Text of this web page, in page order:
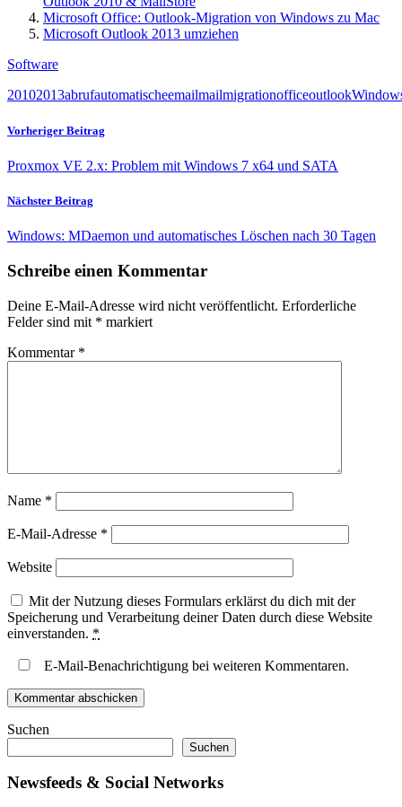
Microsoft Office: Outlook-Migration von Windows zu Mac
Microsoft Outlook 2013 umziehen
Software
20102013abrufautomatischeemailmailmigrationofficeoutlook
Vorheriger Beitrag
Proxmox VE 2.x: Problem mit Windows 7 x64 und SATA
Nächster Beitrag
Windows: MDaemon und automatisches Löschen nach 30 Tagen
Schreibe einen Kommentar
Deine E-Mail-Adresse wird nicht veröffentlicht. Erforderliche
Felder sind mit * markiert
Kommentar *
Name *
E-Mail-Adresse *
Website
Mit der Nutzung dieses Formulars erklärst du dich mit der
Speicherung und Verarbeitung deiner Daten durch diese Website
einverstanden. *
E-Mail-Benachrichtigung bei weiteren Kommentaren.
Suchen
Suchen
Newsfeeds & Social Networks